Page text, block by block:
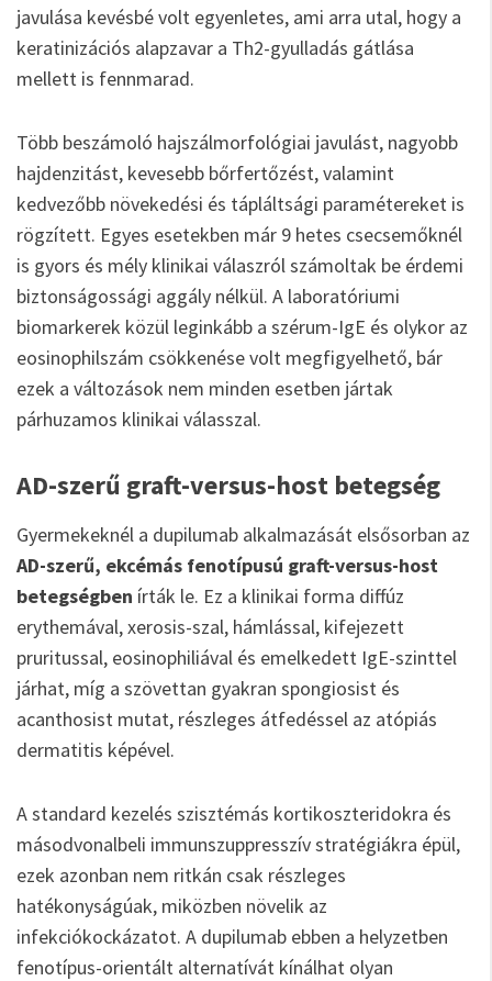
javulása kevésbé volt egyenletes, ami arra utal, hogy a
keratinizációs alapzavar a Th2-gyulladás gátlása
mellett is fennmarad.
Több beszámoló hajszálmorfológiai javulást, nagyobb
hajdenzitást, kevesebb bőrfertőzést, valamint
kedvezőbb növekedési és tápláltsági paramétereket is
rögzített. Egyes esetekben már 9 hetes csecsemőknél
is gyors és mély klinikai válaszról számoltak be érdemi
biztonságossági aggály nélkül. A laboratóriumi
biomarkerek közül leginkább a szérum-IgE és olykor az
eosinophilszám csökkenése volt megfigyelhető, bár
ezek a változások nem minden esetben jártak
párhuzamos klinikai válasszal.
AD-szerű graft-versus-host betegség
Gyermekeknél a dupilumab alkalmazását elsősorban az
AD-szerű, ekcémás fenotípusú graft-versus-host
betegségben írták le. Ez a klinikai forma diffúz
erythemával, xerosis-szal, hámlással, kifejezett
pruritussal, eosinophiliával és emelkedett IgE-szinttel
járhat, míg a szövettan gyakran spongiosist és
acanthosist mutat, részleges átfedéssel az atópiás
dermatitis képével.
A standard kezelés szisztémás kortikoszteridokra és
másodvonalbeli immunszuppresszív stratégiákra épül,
ezek azonban nem ritkán csak részleges
hatékonyságúak, miközben növelik az
infekciókockázatot. A dupilumab ebben a helyzetben
fenotípus-orientált alternatívát kínálhat olyan